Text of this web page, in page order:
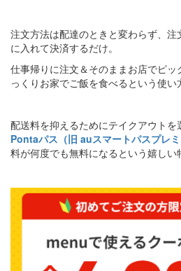
注文方法は配達のときと変わらず、注
に入れて決済するだけ。
仕事帰りに注文＆そのままお店でピ
っくりお家でご飯を食べるという使い
配送料を抑えるためにテイクアウトを
Pontaパス（旧 auスマートパスプレミ
料が何度でも無料になるという嬉しい